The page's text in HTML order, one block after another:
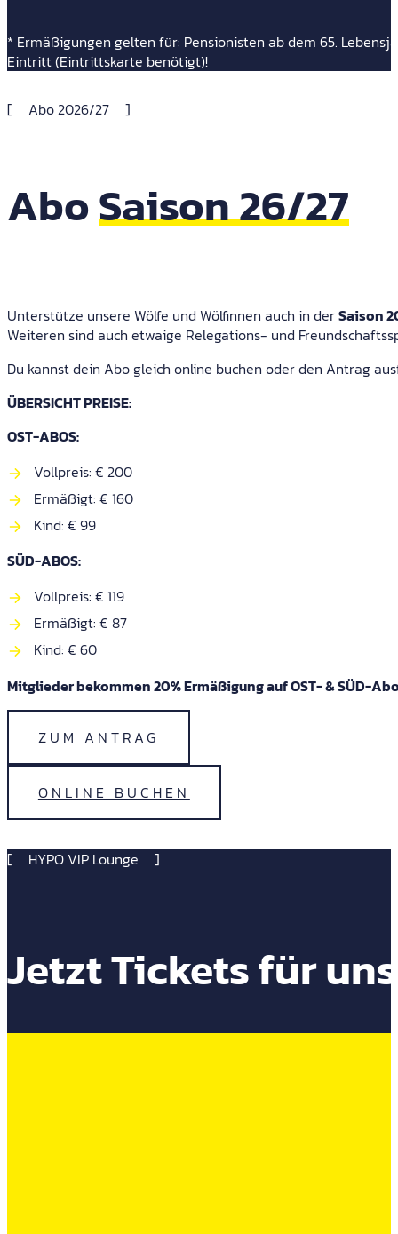
* Ermäßigungen gelten für: Pensionisten ab dem 65.
Eintritt (Eintrittskarte benötigt)!
Abo 2026/27
AboSaison 26/27
Unterstütze unsere Wölfe und Wölfinnen auch in derSaison
Weiteren sind auch etwaige Relegations- und
Du kannst dein Abo gleich online buchen oder den Antrag
ÜBERSICHT PREISE:
OST-ABOS:
Vollpreis: € 200
Ermäßigt: € 160
Kind: € 99
SÜD-ABOS:
Vollpreis: € 119
Ermäßigt: € 87
Kind: € 60
Mitglieder bekommen 20% Ermäßigung auf OST- & SÜD-
ZUM ANTRAG
ONLINE BUCHEN
HYPO VIP Lounge
Jetzt Tickets für